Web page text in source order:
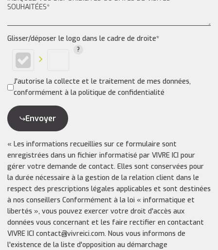
Glisser/déposer le logo dans le cadre de droite*
J'autorise la collecte et le traitement de mes données,
conformément à la politique de confidentialité
Envoyer
« Les informations recueillies sur ce formulaire sont
enregistrées dans un fichier informatisé par VIVRE ICI pour
gérer votre demande de contact. Elles sont conservées pour
la durée nécessaire à la gestion de la relation client dans le
respect des prescriptions légales applicables et sont destinées
à nos conseillers Conformément à la loi « informatique et
libertés », vous pouvez exercer votre droit d'accès aux
données vous concernant et les faire rectifier en contactant
VIVRE ICI contact@vivreici.com. Nous vous informons de
l'existence de la liste d'opposition au démarchage